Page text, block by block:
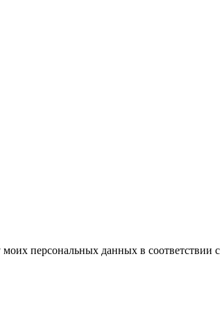
моих персональных данных в соответствии с